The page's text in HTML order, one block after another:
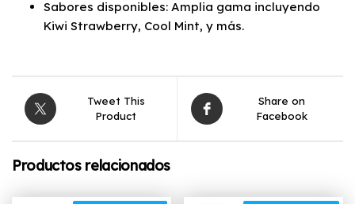
Sabores disponibles: Amplia gama incluyendo
Kiwi Strawberry, Cool Mint, y más.
Tweet This
Product
Share on
Facebook
Productos relacionados